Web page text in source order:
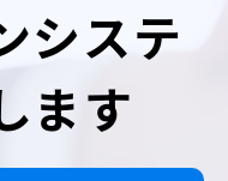
システ
ます